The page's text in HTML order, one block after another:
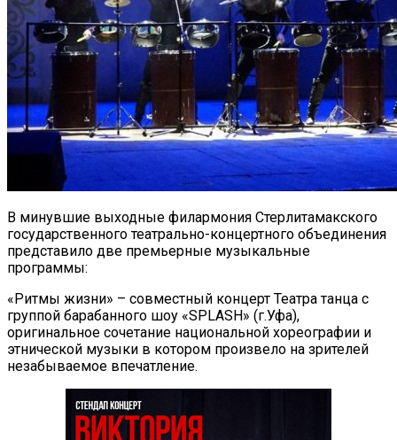
В минувшие выходные филармония Стерлитамакского
государственного театрально-концертного объединения
представило две премьерные музыкальные
программы:
«Ритмы жизни» – совместный концерт Театра танца с
группой барабанного шоу «SPLASH» (г.Уфа),
оригинальное сочетание национальной хореографии и
этнической музыки в котором произвело на зрителей
незабываемое впечатление.